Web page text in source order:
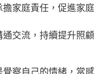
家庭責任，促進家庭
交流，持續提升照顧
察自己的情緒，當感